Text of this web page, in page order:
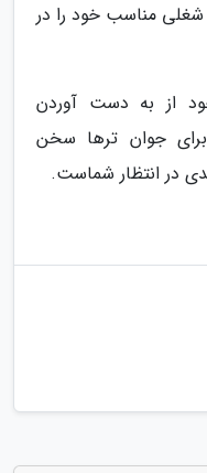
مناسب خود را در
از به دست آوردن
برای جوان ترها سخن
در انتظار شماست.